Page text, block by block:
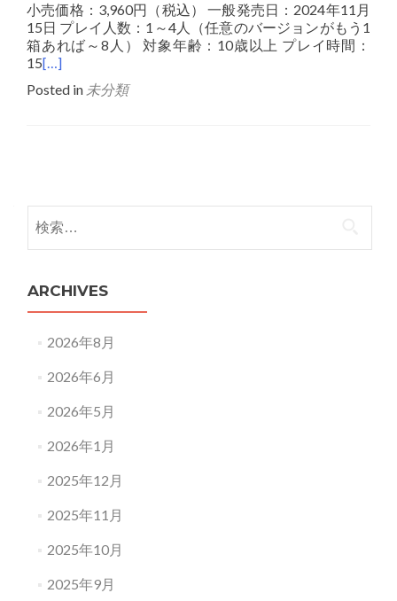
小売価格：3,960円（税込） 一般発売日：2024年11月
15日 プレイ人数：1～4人（任意のバージョンがもう1
箱あれば～8人） 対象年齢：10歳以上 プレイ時間：
15[…]
Posted in 未分類
navigation
索:
ARCHIVES
2026年8月
2026年6月
2026年5月
2026年1月
2025年12月
2025年11月
2025年10月
2025年9月